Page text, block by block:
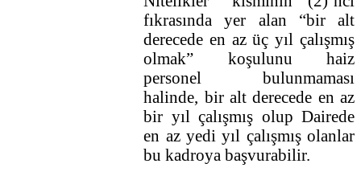
fıkrasında yer alan “bir alt
derecede en az üç yıl çalışmış
olmak” koşulunu haiz
personel bulunmaması
halinde, bir alt derecede en az
bir yıl çalışmış olup Dairede
en az yedi yıl çalışmış olanlar
bu kadroya başvurabilir.